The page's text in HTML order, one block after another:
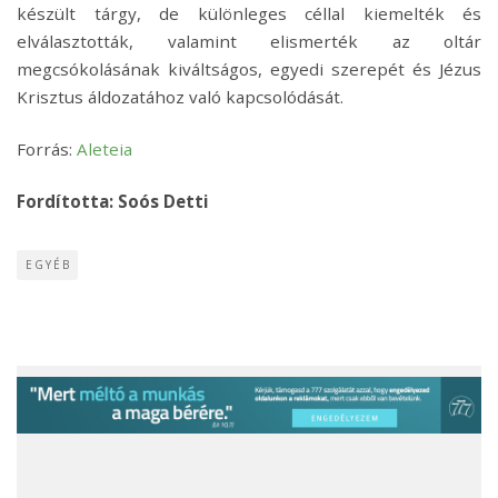
készült tárgy, de különleges céllal kiemelték és
elválasztották, valamint elismerték az oltár
megcsókolásának kiváltságos, egyedi szerepét és Jézus
Krisztus áldozatához való kapcsolódását.
Forrás: Aleteia
Fordította: Soós Detti
EGYÉB